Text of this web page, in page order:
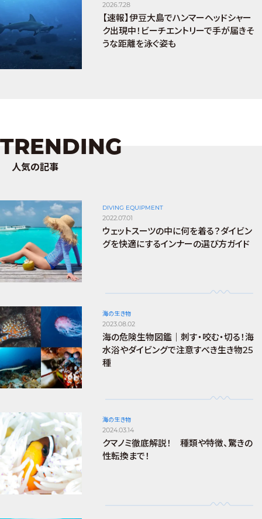
2026.7.28
【速報】伊豆大島でハンマーヘッドシャー
ク出現中！ビーチエントリーで手が届きそ
うな距離を泳ぐ姿も
TRENDING
人気の記事
DIVING EQUIPMENT
2022.07.01
ウェットスーツの中に何を着る？ダイビン
グを快適にするインナーの選び方ガイド
海の生き物
2023.08.02
海の危険生物図鑑｜刺す・咬む・切る！海
水浴やダイビングで注意すべき生き物25
種
海の生き物
2024.03.14
クマノミ徹底解説！ 種類や特徴、驚きの
性転換まで！